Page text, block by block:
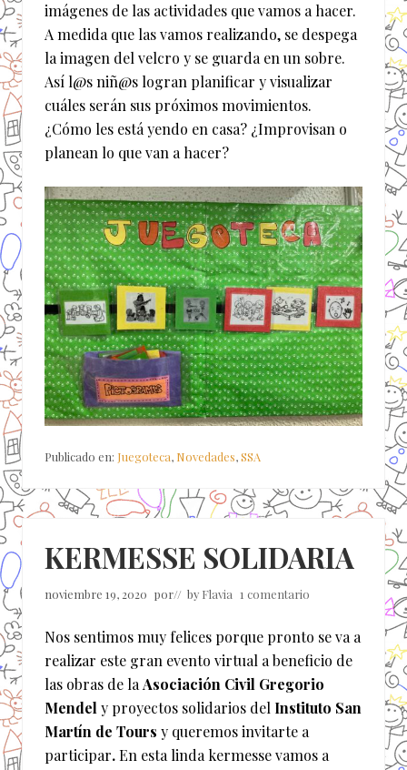
imágenes de las actividades que vamos a hacer.
A medida que las vamos realizando, se despega
la imagen del velcro y se guarda en un sobre.
Así l@s niñ@s logran planificar y visualizar
cuáles serán sus próximos movimientos.
¿Cómo les está yendo en casa? ¿Improvisan o
planean lo que van a hacer?
Publicado en: Juegoteca, Novedades,SSA
KERMESSE SOLIDARIA
noviembre 19, 2020 por// by Flavia 1 comentario
Nos sentimos muy felices porque pronto se va a
realizar este gran evento virtual a beneficio de
las obras de la Asociación Civil Gregorio
Mendel y proyectos solidarios del Instituto San
Martín de Tours y queremos invitarte a
participar.En esta linda kermesse vamos a